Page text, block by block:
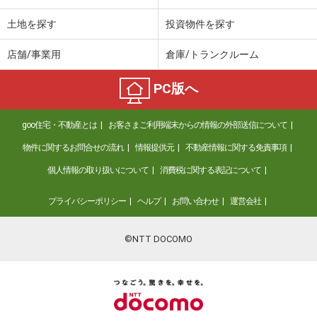
土地を探す 投資物件を探す
店舗/事業用 倉庫/トランクルーム
PC版へ
goo住宅・不動産とは お客さまご利用端末からの情報の外部送信について
物件に関するお問合せの流れ 情報提供元 不動産情報に関する免責事項
個人情報の取り扱いについて 消費税に関する表記について
プライバシーポリシー ヘルプ お問い合わせ 運営会社
©NTT DOCOMO